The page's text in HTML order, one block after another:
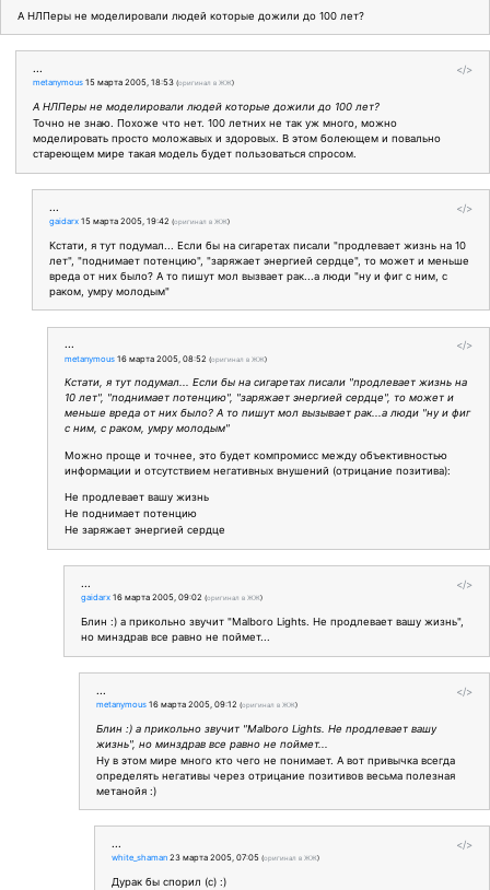
А НЛПеры не моделировали людей которые дожили до 100 лет?
</>
...
metanymous 15 марта 2005, 18:53 (оригинал в ЖЖ)
А НЛПеры не моделировали людей которые дожили до 100 лет?
Точно не знаю. Похоже что нет. 100 летних не так уж много, можно
моделировать просто моложавых и здоровых. В этом болеющем и повально
стареющем мире такая модель будет пользоваться спросом.
</>
...
gaidarx 15 марта 2005, 19:42 (оригинал в ЖЖ)
Кстати, я тут подумал... Если бы на сигаретах писали "продлевает жизнь на 10
лет", "поднимает потенцию", "заряжает энергией сердце", то может и меньше
вреда от них было? А то пишут мол вызвает рак...а люди "ну и фиг с ним, с
раком, умру молодым"
</>
...
metanymous 16 марта 2005, 08:52 (оригинал в ЖЖ)
Кстати, я тут подумал... Если бы на сигаретах писали "продлевает жизнь на
10 лет", "поднимает потенцию", "заряжает энергией сердце", то может и
меньше вреда от них было? А то пишут мол вызывает рак...а люди "ну и фиг
с ним, с раком, умру молодым"
Можно проще и точнее, это будет компромисс между объективностью
информации и отсутствием негативных внушений (отрицание позитива):
Не продлевает вашу жизнь
Не поднимает потенцию
Не заряжает энергией сердце
</>
...
gaidarx 16 марта 2005, 09:02 (оригинал в ЖЖ)
Блин :) а прикольно звучит "Malboro Lights. Не продлевает вашу жизнь",
но минздрав все равно не поймет...
</>
...
metanymous 16 марта 2005, 09:12 (оригинал в ЖЖ)
Блин :) а прикольно звучит "Malboro Lights. Не продлевает вашу
жизнь", но минздрав все равно не поймет...
Ну в этом мире много кто чего не понимает. А вот привычка всегда
определять негативы через отрицание позитивов весьма полезная
метанойя :)
</>
...
white_shaman 23 марта 2005, 07:05 (оригинал в ЖЖ)
Дурак бы спорил (с) :)